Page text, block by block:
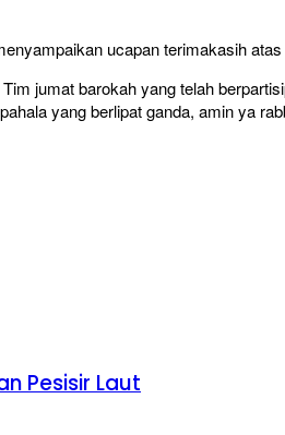
ucapan terimakasih
jumat barokah yang telah
yang berlipat ganda, amin ya
Pesisir Laut